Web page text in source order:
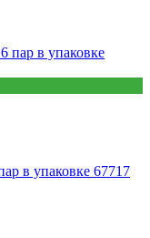
в упаковке 67717